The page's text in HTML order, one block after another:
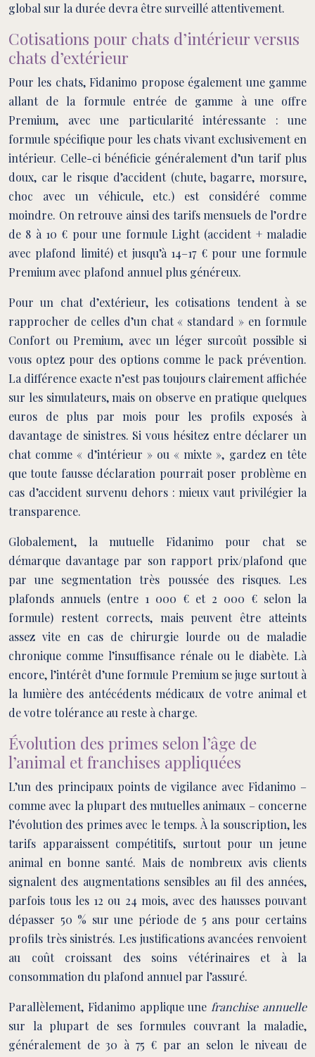
global sur la durée devra être surveillé attentivement.
Cotisations pour chats d’intérieur versus
chats d’extérieur
Pour les chats, Fidanimo propose également une gamme
allant de la formule entrée de gamme à une offre
Premium, avec une particularité intéressante : une
formule spécifique pour les chats vivant exclusivement en
intérieur. Celle-ci bénéficie généralement d’un tarif plus
doux, car le risque d’accident (chute, bagarre, morsure,
choc avec un véhicule, etc.) est considéré comme
moindre. On retrouve ainsi des tarifs mensuels de l’ordre
de 8 à 10 € pour une formule Light (accident + maladie
avec plafond limité) et jusqu’à 14–17 € pour une formule
Premium avec plafond annuel plus généreux.
Pour un chat d’extérieur, les cotisations tendent à se
rapprocher de celles d’un chat « standard » en formule
Confort ou Premium, avec un léger surcoût possible si
vous optez pour des options comme le pack prévention.
La différence exacte n’est pas toujours clairement affichée
sur les simulateurs, mais on observe en pratique quelques
euros de plus par mois pour les profils exposés à
davantage de sinistres. Si vous hésitez entre déclarer un
chat comme « d’intérieur » ou « mixte », gardez en tête
que toute fausse déclaration pourrait poser problème en
cas d’accident survenu dehors : mieux vaut privilégier la
transparence.
Globalement, la mutuelle Fidanimo pour chat se
démarque davantage par son rapport prix/plafond que
par une segmentation très poussée des risques. Les
plafonds annuels (entre 1 000 € et 2 000 € selon la
formule) restent corrects, mais peuvent être atteints
assez vite en cas de chirurgie lourde ou de maladie
chronique comme l’insuffisance rénale ou le diabète. Là
encore, l’intérêt d’une formule Premium se juge surtout à
la lumière des antécédents médicaux de votre animal et
de votre tolérance au reste à charge.
Évolution des primes selon l’âge de
l’animal et franchises appliquées
L’un des principaux points de vigilance avec Fidanimo –
comme avec la plupart des mutuelles animaux – concerne
l’évolution des primes avec le temps. À la souscription, les
tarifs apparaissent compétitifs, surtout pour un jeune
animal en bonne santé. Mais de nombreux avis clients
signalent des augmentations sensibles au fil des années,
parfois tous les 12 ou 24 mois, avec des hausses pouvant
dépasser 50 % sur une période de 5 ans pour certains
profils très sinistrés. Les justifications avancées renvoient
au coût croissant des soins vétérinaires et à la
consommation du plafond annuel par l’assuré.
Parallèlement, Fidanimo applique une franchise annuelle
sur la plupart de ses formules couvrant la maladie,
généralement de 30 à 75 € par an selon le niveau de